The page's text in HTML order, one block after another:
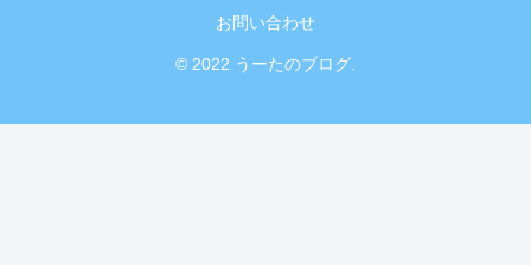
お問い合わせ
© 2022 うーたのブログ.